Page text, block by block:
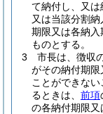
て納付し、又
又は当該分割
期限又は各納
ものとする。
3
市長は、徴収
がその納付期
ことができな
るときは、 前項
の各納付期限